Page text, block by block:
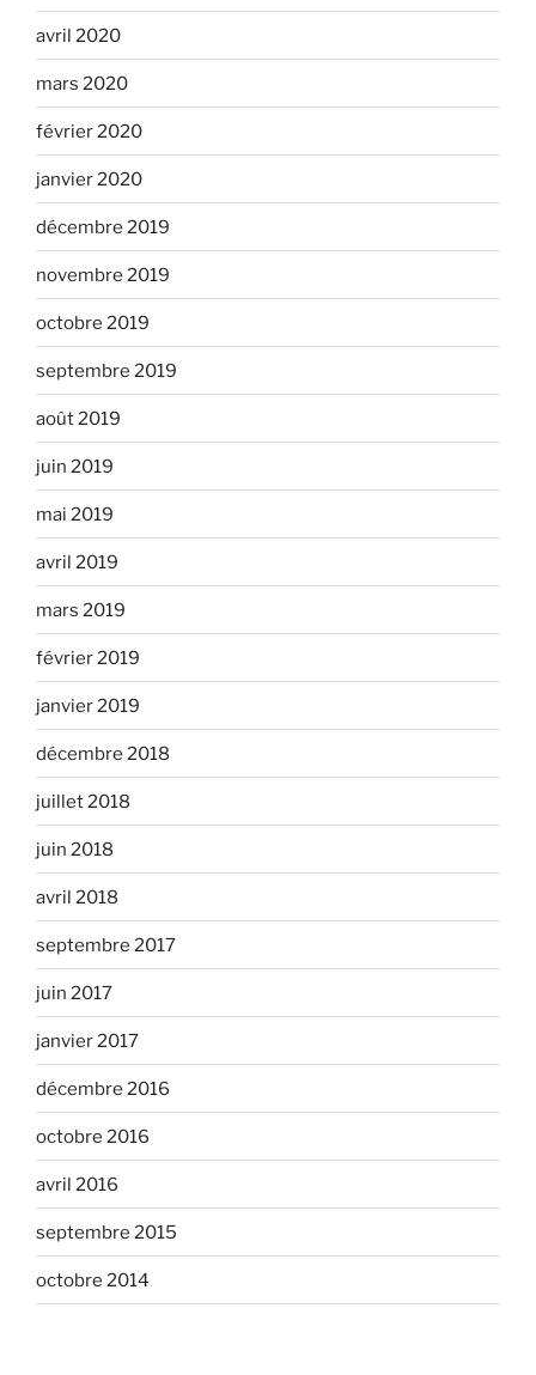
avril 2020
mars 2020
février 2020
janvier 2020
décembre 2019
novembre 2019
octobre 2019
septembre 2019
août 2019
juin 2019
mai 2019
avril 2019
mars 2019
février 2019
janvier 2019
décembre 2018
juillet 2018
juin 2018
avril 2018
septembre 2017
juin 2017
janvier 2017
décembre 2016
octobre 2016
avril 2016
septembre 2015
octobre 2014